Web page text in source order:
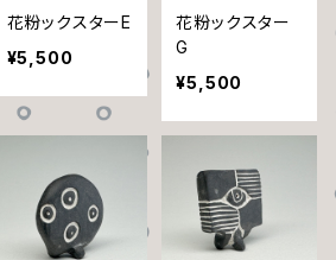
花粉ックスターE
¥5,500
花粉ックスター
G
¥5,500